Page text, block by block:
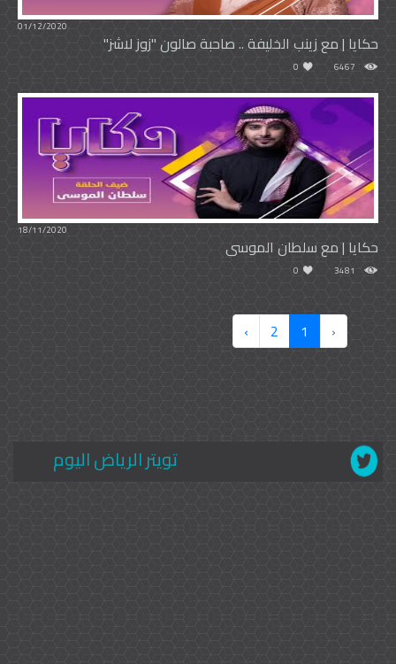
01/12/2020
حكايا | مع زينب الخليفة .. صاحبة صالون "زوز لاشز"
6467
0
18/11/2020
حكايا | مع سلطان الموسى
3481
0
تويتر الرياض اليوم